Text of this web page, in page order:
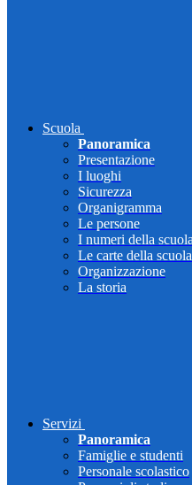
Scuola
Panoramica
Presentazione
I luoghi
Sicurezza
Organigramma
Le persone
I numeri della scuola
Le carte della scuola
Organizzazione
La storia
Servizi
Panoramica
Famiglie e studenti
Personale scolastico